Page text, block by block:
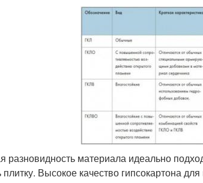
разновидность материала идеально
плитку. Высокое качество гипсокартона